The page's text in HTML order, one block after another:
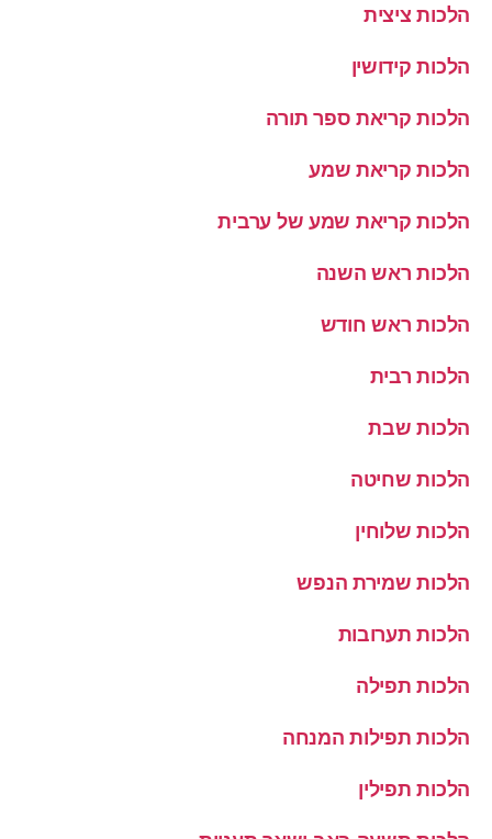
הלכות ציצית
הלכות קידושין
הלכות קריאת ספר תורה
הלכות קריאת שמע
הלכות קריאת שמע של ערבית
הלכות ראש השנה
הלכות ראש חודש
הלכות רבית
הלכות שבת
הלכות שחיטה
הלכות שלוחין
הלכות שמירת הנפש
הלכות תערובות
הלכות תפילה
הלכות תפילות המנחה
הלכות תפילין